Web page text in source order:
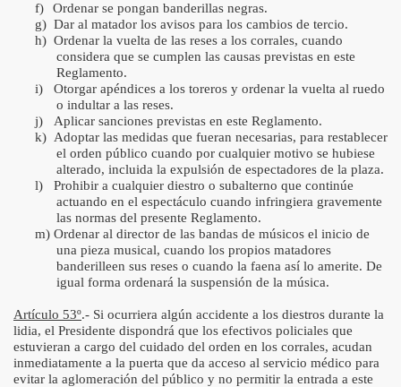
f)
Ordenar se pongan banderillas negras.
g) Dar al matador los avisos para los cambios de tercio.
h) Ordenar la vuelta de las reses a los corrales, cuando
considera que se cumplen las causas previstas en este
Reglamento.
i)
Otorgar apéndices a los toreros y ordenar la vuelta al ruedo
o indultar a las reses.
j)
Aplicar sanciones previstas en este Reglamento.
k) Adoptar las medidas que fueran necesarias, para restablecer
el orden público cuando por cualquier motivo se hubiese
alterado, incluida la expulsión de espectadores de la plaza.
l)
Prohibir a cualquier diestro o subalterno que continúe
actuando en el espectáculo cuando infringiera gravemente
las normas del presente Reglamento.
m) Ordenar al director de las bandas de músicos el inicio de
una pieza musical, cuando los propios matadores
banderilleen sus reses o cuando la faena así lo amerite. De
igual forma ordenará la suspensión de la música.
Artículo 53º.- Si ocurriera algún accidente a los diestros durante la
lidia, el Presidente dispondrá que los efectivos policiales que
estuvieran a cargo del cuidado del orden en los corrales, acudan
inmediatamente a la puerta que da acceso al servicio médico para
evitar la aglomeración del público y no permitir la entrada a este